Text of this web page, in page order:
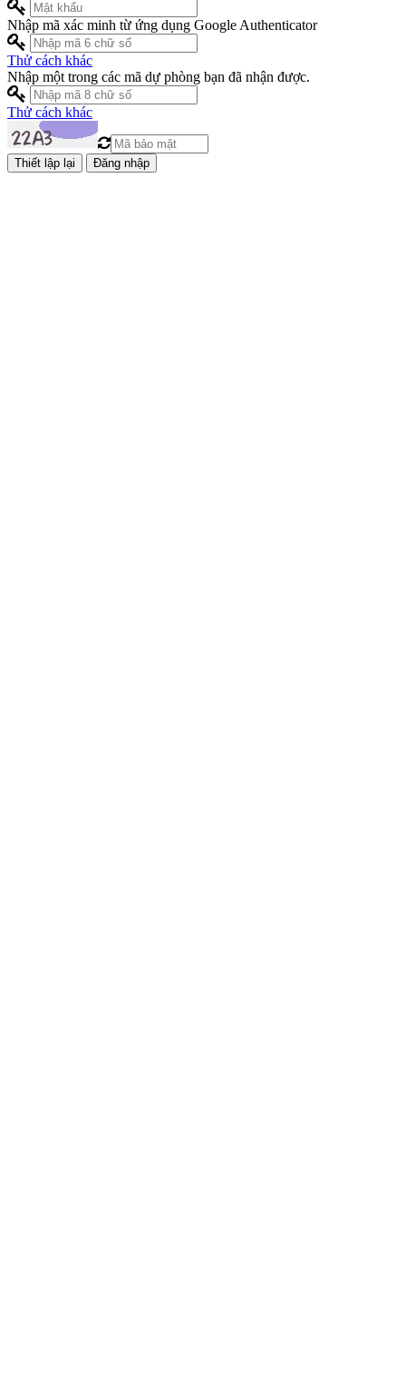
Nhập mã xác minh từ ứng dụng Google Authenticator
Thử cách khác
Nhập một trong các mã dự phòng bạn đã nhận được.
Thử cách khác
Đăng nhập